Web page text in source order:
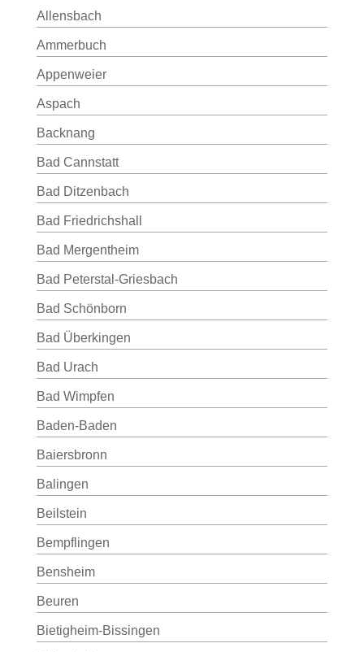
Allensbach
Ammerbuch
Appenweier
Aspach
Backnang
Bad Cannstatt
Bad Ditzenbach
Bad Friedrichshall
Bad Mergentheim
Bad Peterstal-Griesbach
Bad Schönborn
Bad Überkingen
Bad Urach
Bad Wimpfen
Baden-Baden
Baiersbronn
Balingen
Beilstein
Bempflingen
Bensheim
Beuren
Bietigheim-Bissingen